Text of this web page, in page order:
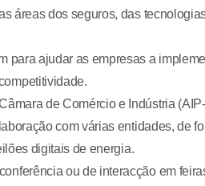
áreas dos seguros, das
para ajudar as empresas a
de Comércio e Indústria
com várias entidades, de
digitais de energia.
ou de interacção em